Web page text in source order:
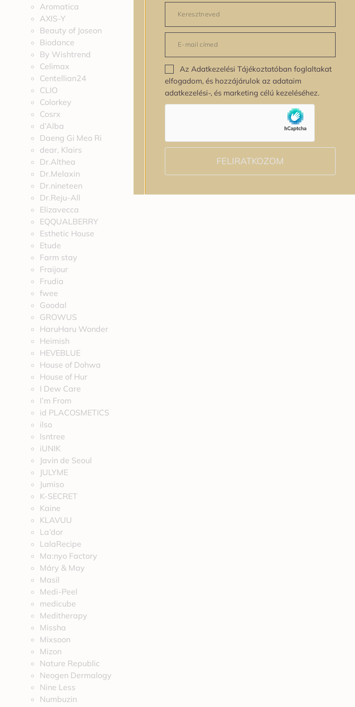
Aromatica
AXIS-Y
Beauty of Joseon
Biodance
By Wishtrend
Celimax
Centellian24
CLIO
Colorkey
Cosrx
d’Alba
Daeng Gi Meo Ri
dear, Klairs
Dr.Althea
Dr.Melaxin
Dr.nineteen
Dr.Reju-All
Elizavecca
EQQUALBERRY
Esthetic House
Etude
Farm stay
Fraijour
Frudia
fwee
Goodal
GROWUS
HaruHaru Wonder
Heimish
HEVEBLUE
House of Dohwa
House of Hur
I Dew Care
I’m From
id PLACOSMETICS
ilso
Isntree
iUNIK
Javin de Seoul
JULYME
Jumiso
K-SECRET
Kaine
KLAVUU
La’dor
LalaRecipe
Ma:nyo Factory
Máry & May
Masil
Medi-Peel
medicube
Meditherapy
Missha
Mixsoon
Mizon
Nature Republic
Neogen Dermalogy
Nine Less
Numbuzin
Az Adatkezelési Tájékoztatóban foglaltakat
elfogadom, és hozzájárulok az adataim
adatkezelési-, és marketing célú kezeléséhez.
FELIRATKOZOM